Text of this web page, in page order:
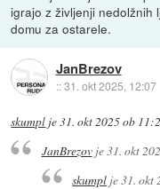
igrajo z življenji nedolžnih
domu za ostarele.
JanBrezov
::31. okt 2025, 12:07
skumpl je31. okt 2025 ob
JanBrezovje31. okt
skumpl je31. okt